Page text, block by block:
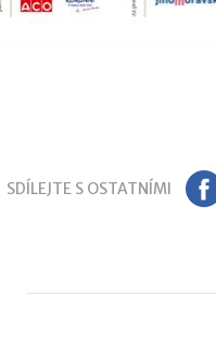
SDÍLEJTE S OSTATNÍMI FB